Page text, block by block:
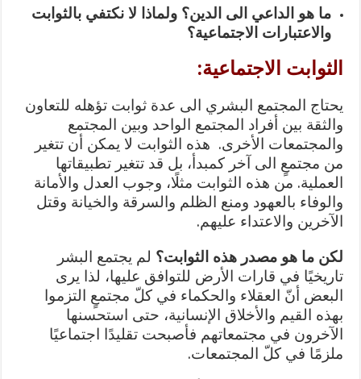
ما هو الداعي الى الدين؟ ولماذا لا نكتفي بالثوابت
والاعتبارات الاجتماعية؟
الثوابت الاجتماعية:
يحتاج المجتمع البشري الى عدة ثوابت تؤهله للتعاون
والثقة بين أفراد المجتمع الواحد وبين المجتمع
والمجتمعات الأخرى. هذه الثوابت لا يمكن أن تتغير
من مجتمعٍ الى آخر كمبدأ، بل قد تتغير تطبيقاتها
العملية. من هذه الثوابت مثلًا، وجوب العدل والأمانة
والوفاء بالعهود ومنع الظلم والسرقة والخيانة وقتل
الآخرين والاعتداء عليهم.
لكن ما هو مصدر هذه الثوابت؟ لم يجتمع البشر
تاريخيًا في قارات الأرض للتوافق عليها، لذا يرى
البعض أنّ العقلاء والحكماء في كلّ مجتمعٍ التزموا
بهذه القيم والأخلاق الإنسانية، حتى استحسنها
الآخرون في مجتمعاتهم فأصبحت تقليدًا اجتماعيًا
ملزمًا في كلّ المجتمعات.